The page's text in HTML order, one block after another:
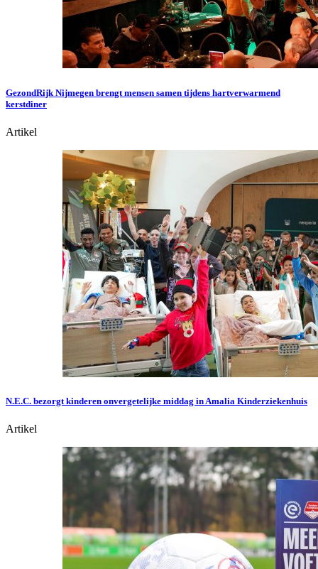
GezondRijk Nijmegen brengt mensen samen tijdens hartverwarmend
kerstdiner
Artikel
N.E.C. bezorgt kinderen onvergetelijke middag in Amalia Kinderziekenhuis
Artikel